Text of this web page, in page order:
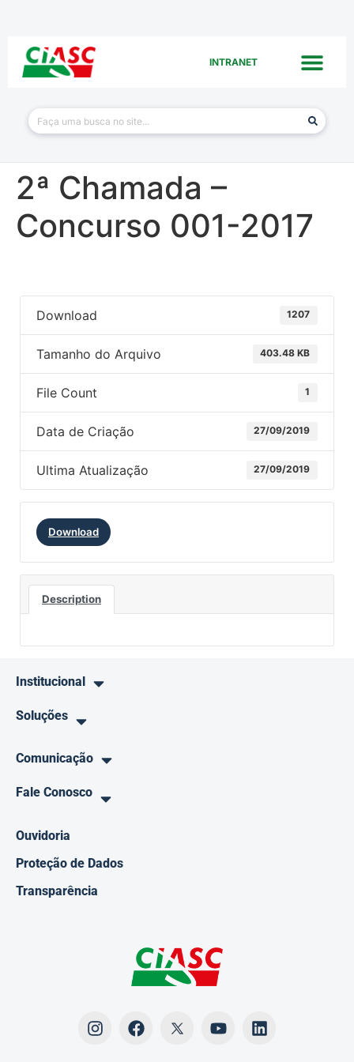
INTRANET
2ª Chamada –
Concurso 001-2017
Download 1207
Tamanho do Arquivo 403.48 KB
File Count 1
Data de Criação 27/09/2019
Ultima Atualização 27/09/2019
Download
Description
Institucional
Soluções
Comunicação
Fale Conosco
Ouvidoria
Proteção de Dados
Transparência